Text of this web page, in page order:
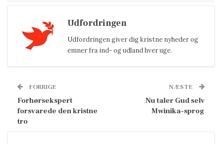
Udfordringen
Udfordringen giver dig kristne nyheder og
emner fra ind- og udland hver uge.
FORRIGE
Forhørsekspert
forsvarede den kristne
tro
NÆSTE
Nu taler Gud selv
Mwinika-sprog